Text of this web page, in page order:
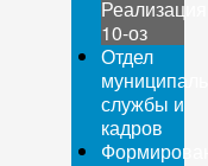
Реализация
10-оз
Отдел
службы и
кадров